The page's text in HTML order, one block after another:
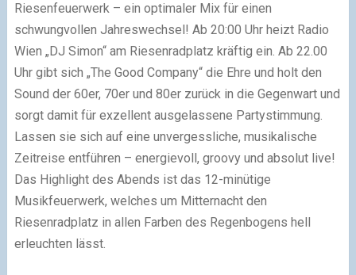
Riesenfeuerwerk – ein optimaler Mix für einen
schwungvollen Jahreswechsel! Ab 20:00 Uhr heizt Radio
Wien „DJ Simon“ am Riesenradplatz kräftig ein. Ab 22.00
Uhr gibt sich „The Good Company“ die Ehre und holt den
Sound der 60er, 70er und 80er zurück in die Gegenwart und
sorgt damit für exzellent ausgelassene Partystimmung.
Lassen sie sich auf eine unvergessliche, musikalische
Zeitreise entführen – energievoll, groovy und absolut live!
Das Highlight des Abends ist das 12-minütige
Musikfeuerwerk, welches um Mitternacht den
Riesenradplatz in allen Farben des Regenbogens hell
erleuchten lässt.